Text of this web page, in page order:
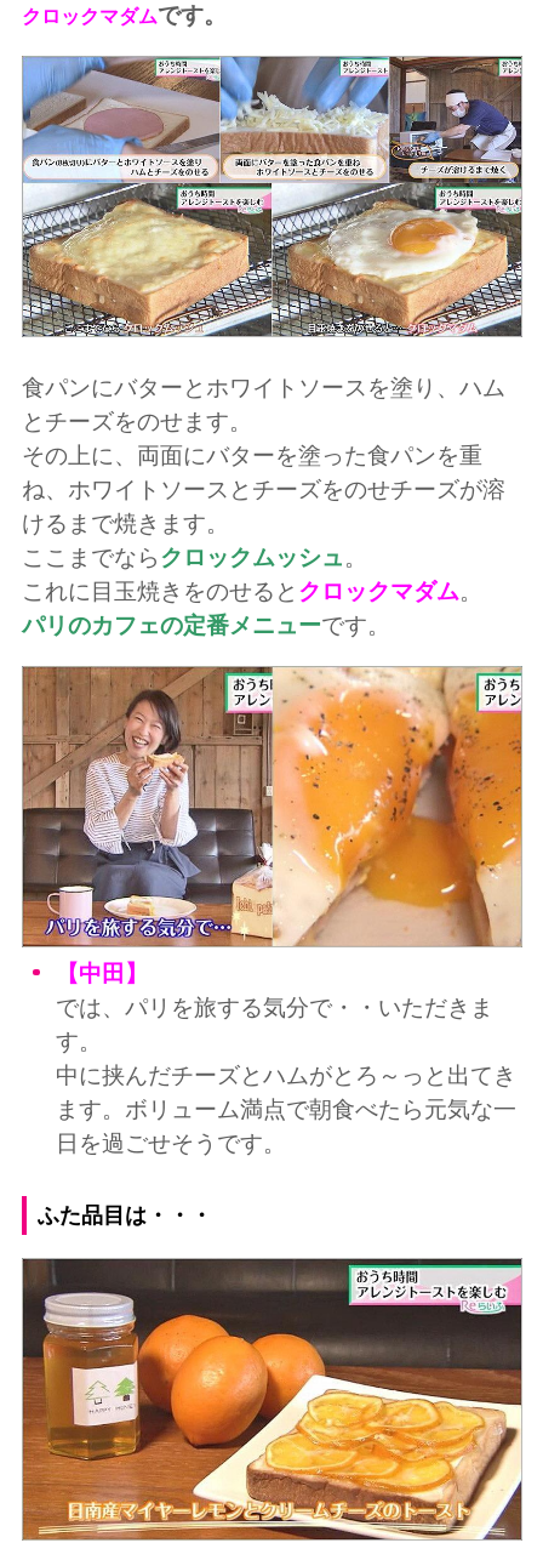
クロックマダムです。
食パンにバターとホワイトソースを塗り、ハム
とチーズをのせます。
その上に、両面にバターを塗った食パンを重
ね、ホワイトソースとチーズをのせチーズが溶
けるまで焼きます。
ここまでならクロックムッシュ。
これに目玉焼きをのせると クロックマダム。
パリのカフェの定番メニューです。
【中田】
では、パリを旅する気分で・・いただきま
す。
中に挟んだチーズとハムがとろ～っと出てき
ます。ボリューム満点で朝食べたら元気な一
日を過ごせそうです。
ふた品目は・・・